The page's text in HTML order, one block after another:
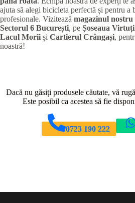
ajuta să alegi bicicleta perfectă și pentru a
profesionale. Vizitează magazinul nostru
Sectorul 6 București, pe Șoseaua
Lacul Morii și Cartierul Crângași,
noastră!
Dacă nu găsiți produsele căutate, vă
Este posibil ca acestea să fie
0723 190 222